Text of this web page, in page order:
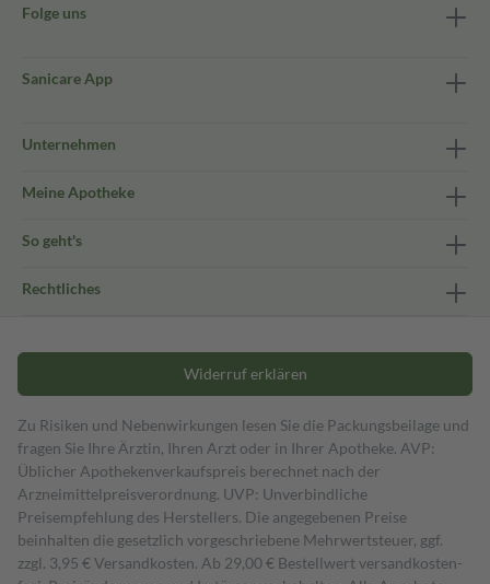
Folge uns
Sanicare App
Unternehmen
Meine Apotheke
So geht's
Rechtliches
Widerruf erklären
Zu Risiken und Nebenwirkungen lesen Sie die Packungsbeilage und
fragen Sie Ihre Ärztin, Ihren Arzt oder in Ihrer Apotheke. AVP:
Üblicher Apothekenverkaufspreis berechnet nach der
Arzneimittelpreisverordnung. UVP: Unverbindliche
Preisempfehlung des Herstellers. Die angegebenen Preise
beinhalten die gesetzlich vorgeschriebene Mehrwertsteuer, ggf.
zzgl. 3,95 € Versandkosten. Ab 29,00 € Bestell­wert versand­kosten­